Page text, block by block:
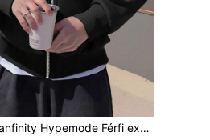
Hypemode Férfi exkluzív, cipzáras, hosszú ujjú, lezser sportkabát, plus size